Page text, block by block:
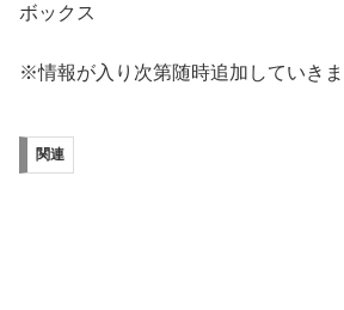
ボックス
※情報が入り次第随時追加していき
関連